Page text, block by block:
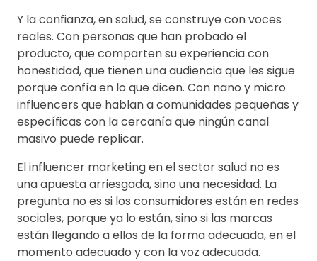
Y la confianza, en salud, se construye con voces
reales. Con personas que han probado el
producto, que comparten su experiencia con
honestidad, que tienen una audiencia que les sigue
porque confía en lo que dicen. Con nano y micro
influencers que hablan a comunidades pequeñas y
específicas con la cercanía que ningún canal
masivo puede replicar.
El influencer marketing en el sector salud no es
una apuesta arriesgada, sino una necesidad. La
pregunta no es si los consumidores están en redes
sociales, porque ya lo están, sino si las marcas
están llegando a ellos de la forma adecuada, en el
momento adecuado y con la voz adecuada.